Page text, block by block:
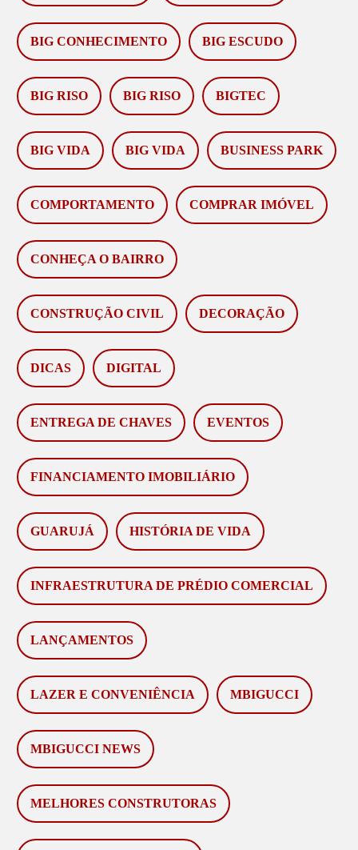
BIG CONHECIMENTO BIG ESCUDO
BIG RISO BIG RISO BIGTEC
BIG VIDA BIG VIDA BUSINESS PARK
COMPORTAMENTO COMPRAR IMÓVEL
CONHEÇA O BAIRRO
CONSTRUÇÃO CIVIL DECORAÇÃO
DICAS DIGITAL
ENTREGA DE CHAVES EVENTOS
FINANCIAMENTO IMOBILIÁRIO
GUARUJÁ HISTÓRIA DE VIDA
INFRAESTRUTURA DE PRÉDIO COMERCIAL
LANÇAMENTOS
LAZER E CONVENIÊNCIA MBIGUCCI
MBIGUCCI NEWS
MELHORES CONSTRUTORAS